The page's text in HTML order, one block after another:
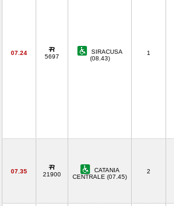
07.24
5697
SIRACUSA
(08.43)
1
07.35 21900
CATANIA
CENTRALE (07.45)
2